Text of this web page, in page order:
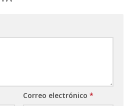
Correo electrónico *